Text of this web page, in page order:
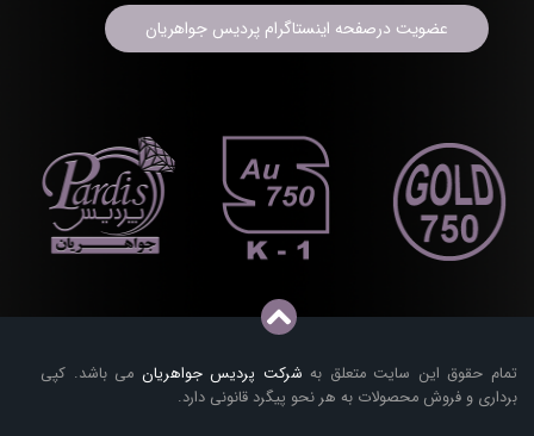
تمام حقوق این سایت متعلق به شرکت پردیس جواهریان می باشد. کپی
برداری و فروش محصولات به هر نحو پیگرد قانونی دارد.
عضویت درصفحه اینستاگرام پردیس جواهریان